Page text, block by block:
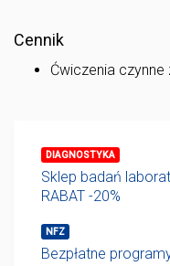
Cennik
Ćwiczenia
DIAGNOSTYKA
Sklep badań
RABAT -20%
NFZ
Bezpłatne